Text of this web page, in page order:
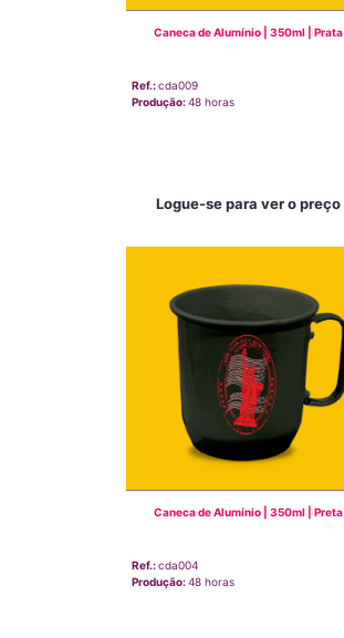
Caneca de Alumínio | 350ml | Prata
Ref.:cda009
Produção:48 horas
Logue-se para ver o preço
Caneca de Alumínio | 350ml | Preta
Ref.:cda004
Produção:48 horas